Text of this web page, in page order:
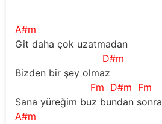
A#m
Git daha çok uzatmadan
D#m
Bizden bir şey olmaz
Fm D#m Fm
Sana yüreğim buz bundan sonra
A#m